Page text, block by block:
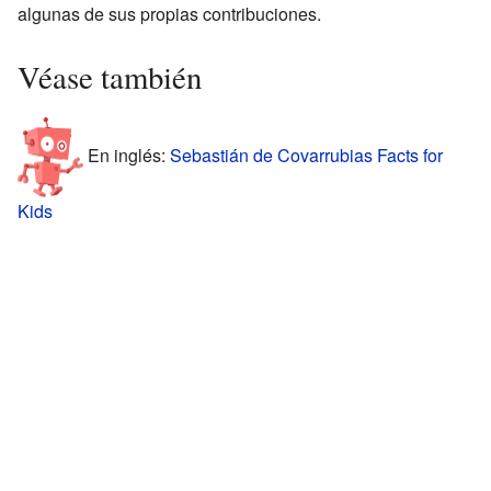
algunas de sus propias contribuciones.
Véase también
En inglés: Sebastián de Covarrubias Facts for
Kids